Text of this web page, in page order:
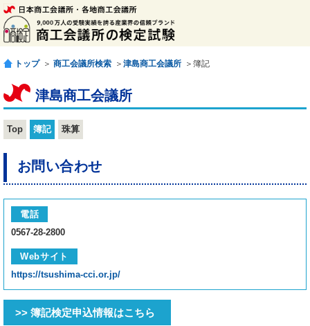
トップ ＞ 商工会議所検索 ＞ 津島商工会議所 ＞簿記
津島商工会議所
Top 簿記 珠算
お問い合わせ
電話
0567-28-2800
Webサイト
https://tsushima-cci.or.jp/
>> 簿記検定申込情報はこちら